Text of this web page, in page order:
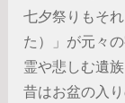
七夕祭りもそ
た）」が元々
霊や悲しむ遺
昔はお盆の入